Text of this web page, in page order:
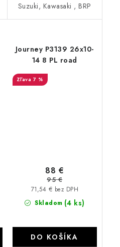
Suzuki, Kawasaki , BRP
Journey P3139 26x10-
14 8 PL road
7 %
Skladom (4 ks)
71,54 € bez DPH
88 €
95 €
DO KOŠÍKA